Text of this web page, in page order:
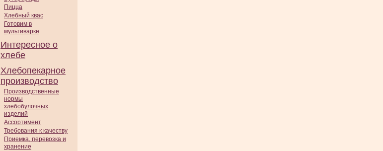
Пицца
Хлебный квас
Готовим в
мультиварке
Интересное о
хлебе
Хлебопекарное
производство
Производственные
нормы
хлебобулочных
изделий
Ассортимент
Требования к качеству
Приемка, перевозка и
хранение